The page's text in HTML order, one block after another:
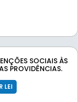
SOCIAIS ÀS
PROVIDÊNCIAS.
LEI